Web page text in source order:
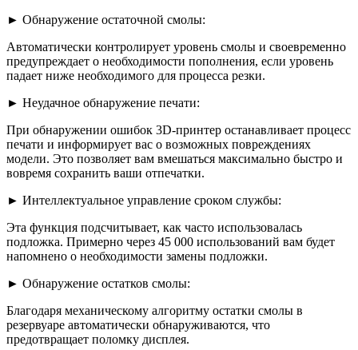
► Обнаружение остаточной смолы:
Автоматически контролирует уровень смолы и своевременно
предупреждает о необходимости пополнения, если уровень
падает ниже необходимого для процесса резки.
► Неудачное обнаружение печати:
При обнаружении ошибок 3D-принтер останавливает процесс
печати и информирует вас о возможных повреждениях
модели. Это позволяет вам вмешаться максимально быстро и
вовремя сохранить ваши отпечатки.
► Интеллектуальное управление сроком службы:
Эта функция подсчитывает, как часто использовалась
подложка. Примерно через 45 000 использований вам будет
напомнено о необходимости замены подложки.
► Обнаружение остатков смолы:
Благодаря механическому алгоритму остатки смолы в
резервуаре автоматически обнаруживаются, что
предотвращает поломку дисплея.